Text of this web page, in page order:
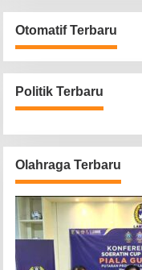
Otomatif Terbaru
Politik Terbaru
Olahraga Terbaru